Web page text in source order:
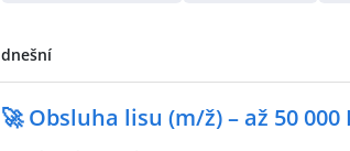
dnešní
🚀 Obsluha lisu (m/ž) – až 50